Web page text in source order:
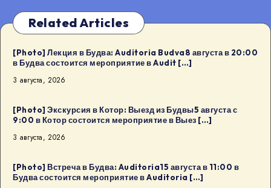
Related Articles
[Photo] Лекция в Будва: Auditoria Budva8 августа в 20:00
в Будва состоится мероприятие в Audit […]
3 августа, 2026
[Photo] Экскурсия в Котор: Выезд из Будвы5 августа с
9:00 в Котор состоится мероприятие в Выез […]
3 августа, 2026
[Photo] Встреча в Будва: Auditoria15 августа в 11:00 в
Будва состоится мероприятие в Auditoria […]